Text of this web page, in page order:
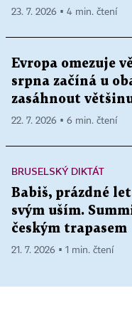
23. 7. 2026 ▪ 4 min. čtení
Evropa omezuje
srpna začíná u
zasáhnout
22. 7. 2026 ▪ 6 min. čtení
BRUSELSKÝ DIKTÁT
Babiš, prázdné
svým uším.
českým trapasem
21. 7. 2026 ▪ 1 min. čtení